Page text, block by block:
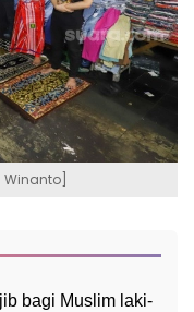
bagi Muslim laki-